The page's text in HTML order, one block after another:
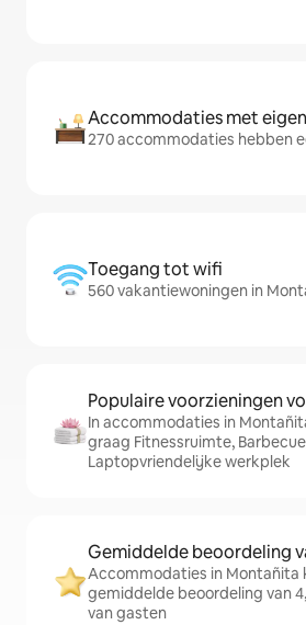
Accommodaties met
270 accommodaties hebben
Toegang tot wifi
560 vakantiewoningen in
Populaire voorzieningen
In accommodaties in
graag Fitnessruimte,
Laptopvriendelijke werkplek
Gemiddelde beoordeling
Accommodaties in Montañita
gemiddelde beoordeling van
van gasten